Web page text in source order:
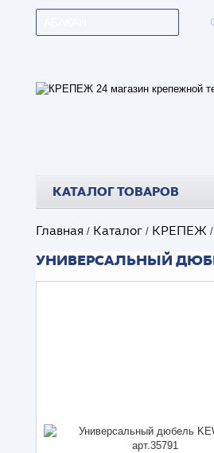
КАТАЛОГ ТОВАРОВ
Главная / Каталог / КРЕПЕЖ /
УНИВЕРСАЛЬНЫЙ